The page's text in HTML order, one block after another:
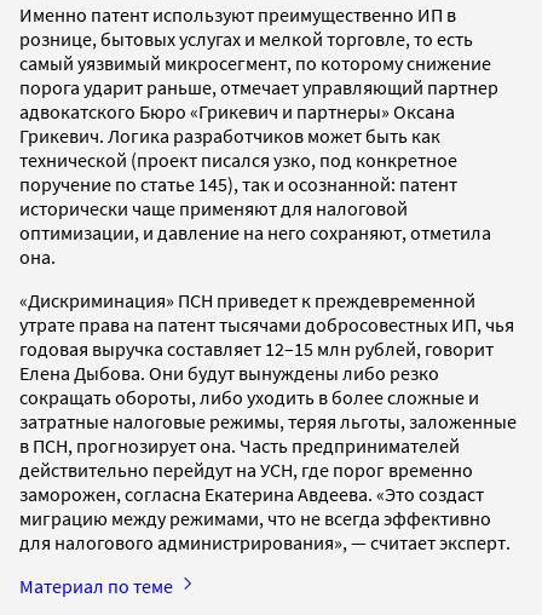
Именно патент используют преимущественно ИП в
рознице, бытовых услугах и мелкой торговле, то есть
самый уязвимый микросегмент, по которому снижение
порога ударит раньше, отмечает управляющий партнер
адвокатского Бюро «Грикевич и партнеры» Оксана
Грикевич. Логика разработчиков может быть как
технической (проект писался узко, под конкретное
поручение по статье 145), так и осознанной: патент
исторически чаще применяют для налоговой
оптимизации, и давление на него сохраняют, отметила
она.
«Дискриминация» ПСН приведет к преждевременной
утрате права на патент тысячами добросовестных ИП, чья
годовая выручка составляет 12–15 млн рублей, говорит
Елена Дыбова. Они будут вынуждены либо резко
сокращать обороты, либо уходить в более сложные и
затратные налоговые режимы, теряя льготы, заложенные
в ПСН, прогнозирует она. Часть предпринимателей
действительно перейдут на УСН, где порог временно
заморожен, согласна Екатерина Авдеева. «Это создаст
миграцию между режимами, что не всегда эффективно
для налогового администрирования», — считает эксперт.
Материал по теме